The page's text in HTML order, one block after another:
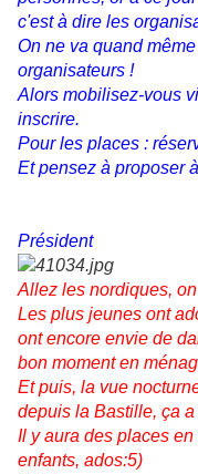
c'est à dire les
On ne va quand
organisateurs !
Alors mobilisez-vous
inscrire.
Pour les places :
Et pensez à proposer
Président
Allez les nordiques,
Les plus jeunes ont
ont encore envie de
bon moment en
Et puis, la vue
depuis la Bastille, ça
Il y aura des places
enfants, ados:5)